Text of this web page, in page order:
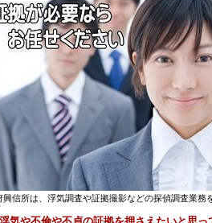
信所は、浮気調査や証拠撮影などの探偵調査業務